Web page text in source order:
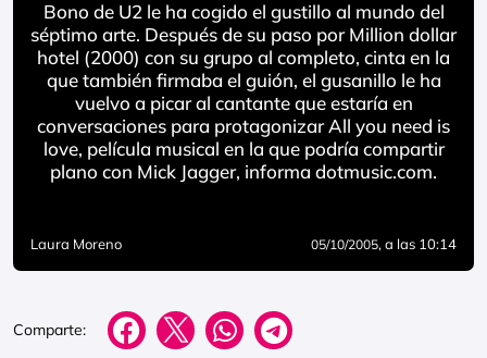
Bono de U2 le ha cogido el gustillo al mundo del
séptimo arte. Después de su paso por Million dollar
hotel (2000) con su grupo al completo, cinta en la
que también firmaba el guión, el gusanillo le ha
vuelvo a picar al cantante que estaría en
conversaciones para protagonizar All you need is
love, película musical en la que podría compartir
plano con Mick Jagger, informa dotmusic.com.
Laura Moreno 05/10/2005, a las 10:14
Comparte: